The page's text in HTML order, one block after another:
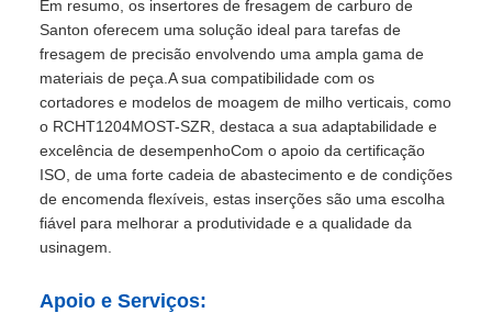
Em resumo, os insertores de fresagem de carburo de
Santon oferecem uma solução ideal para tarefas de
fresagem de precisão envolvendo uma ampla gama de
materiais de peça.A sua compatibilidade com os
cortadores e modelos de moagem de milho verticais, como
o RCHT1204MOST-SZR, destaca a sua adaptabilidade e
excelência de desempenhoCom o apoio da certificação
ISO, de uma forte cadeia de abastecimento e de condições
de encomenda flexíveis, estas inserções são uma escolha
fiável para melhorar a produtividade e a qualidade da
usinagem.
Apoio e Serviços: